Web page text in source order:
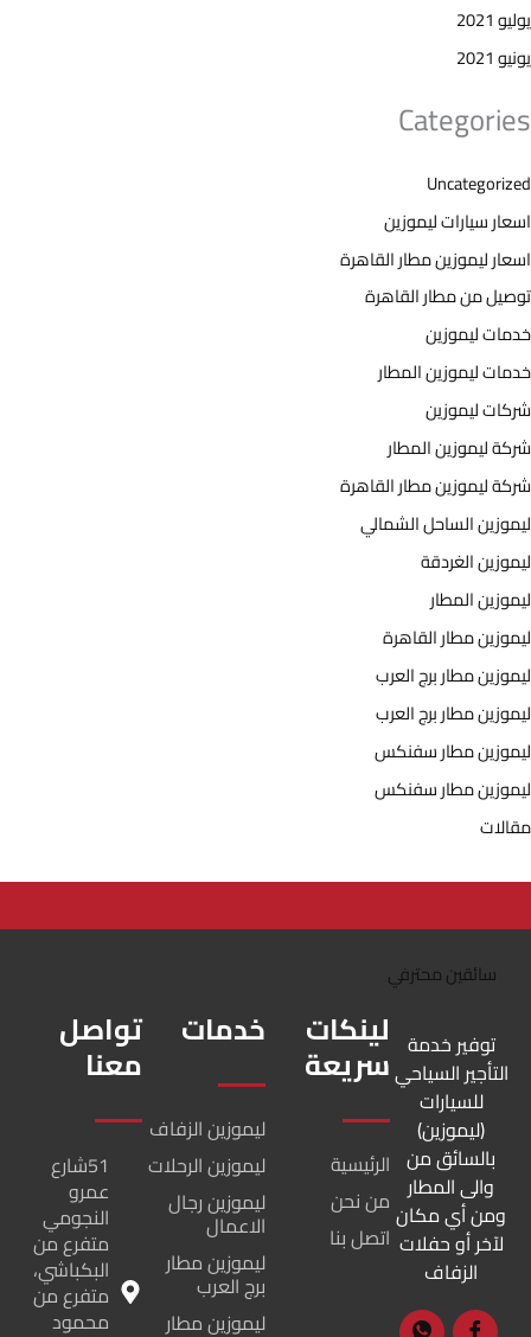
يوليو 2021
يونيو 2021
Categories
Uncategorized
اسعار سيارات ليموزين
اسعار ليموزين مطار القاهرة
توصيل من مطار القاهرة
خدمات ليموزين
خدمات ليموزين المطار
شركات ليموزين
شركة ليموزين المطار
شركة ليموزين مطار القاهرة
ليموزين الساحل الشمالي
ليموزين الغردقة
ليموزين المطار
ليموزين مطار القاهرة
ليموزين مطار برج العرب
ليموزين مطار برج العرب
ليموزين مطار سفنكس
ليموزين مطار سفنكس
مقالات
توفير خدمة
التأجير السياحي
للسيارات
(ليموزين)
بالسائق من
والى المطار
ومن أي مكان
لآخر أو حفلات
الزفاف
لينكات
سريعة
الرئيسية
من نحن
اتصل بنا
خدمات
ليموزين الزفاف
ليموزين الرحلات
ليموزين رجال
الاعمال
ليموزين مطار
برج العرب
ليموزين مطار
تواصل
معنا
51شارع
عمرو
النجومي
متفرع من
البكباشي،
متفرع من
محمود